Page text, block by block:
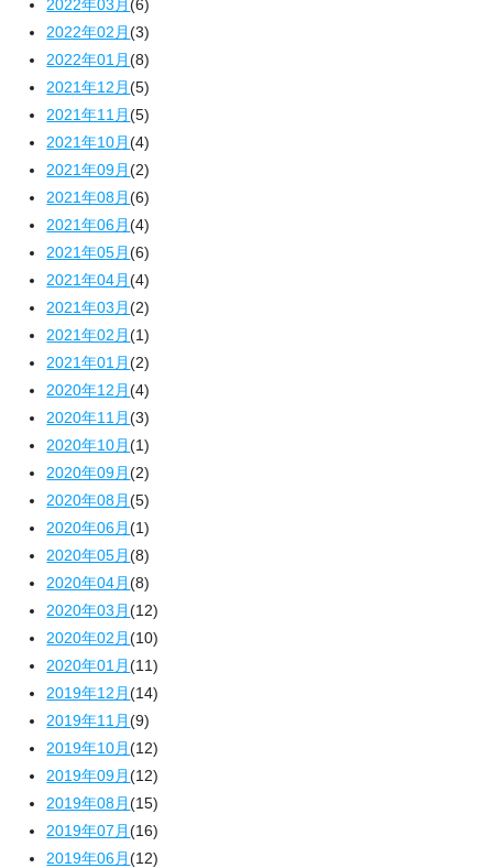
2022年03月(6)
2022年02月(3)
2022年01月(8)
2021年12月(5)
2021年11月(5)
2021年10月(4)
2021年09月(2)
2021年08月(6)
2021年06月(4)
2021年05月(6)
2021年04月(4)
2021年03月(2)
2021年02月(1)
2021年01月(2)
2020年12月(4)
2020年11月(3)
2020年10月(1)
2020年09月(2)
2020年08月(5)
2020年06月(1)
2020年05月(8)
2020年04月(8)
2020年03月(12)
2020年02月(10)
2020年01月(11)
2019年12月(14)
2019年11月(9)
2019年10月(12)
2019年09月(12)
2019年08月(15)
2019年07月(16)
2019年06月(12)